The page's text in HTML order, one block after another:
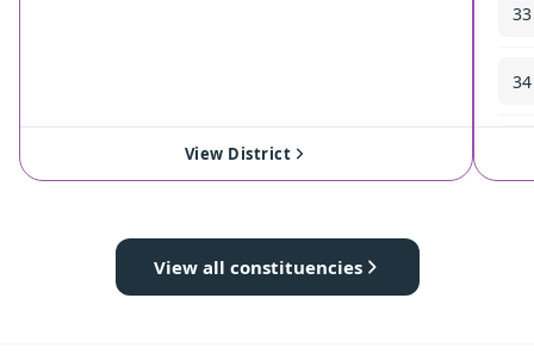
View District
33
34
View all constituencies